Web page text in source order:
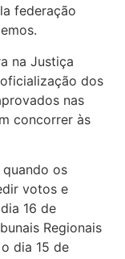
federação
na Justiça
dos
nas
concorrer às
os
votos e
16 de
Regionais
dia 15 de